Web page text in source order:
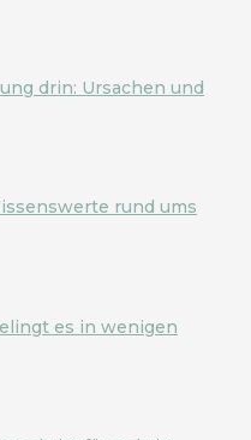
drin: Ursachen und
rund ums
es in wenigen